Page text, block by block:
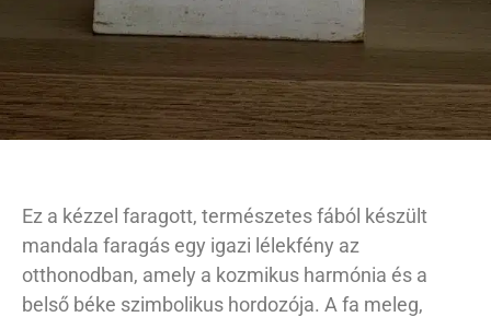
Ez a kézzel faragott, természetes fából készült
mandala faragás egy igazi lélekfény az
otthonodban, amely a kozmikus harmónia és a
belső béke szimbolikus hordozója. A fa meleg,